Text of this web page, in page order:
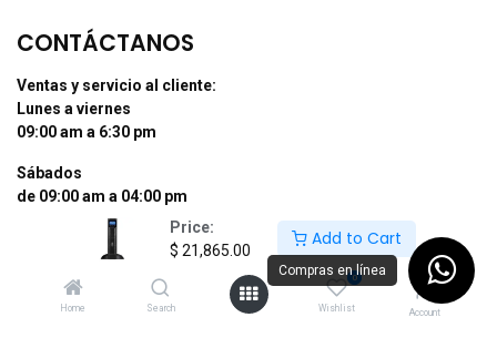
Price:
$ 21,865.00
Add to Cart
Home Search
0
Wishlist Account
CONTÁCTANOS
Ventas y servicio al cliente:
Lunes a viernes
09:00 am a 6:30 pm
Sábados
de 09:00 am a 04:00 pm
Tel: (55) 50255181 Ext. 800 y 812
Whatsapp +52 56 10704437
contacto@supermexdigital.com
Compras en línea